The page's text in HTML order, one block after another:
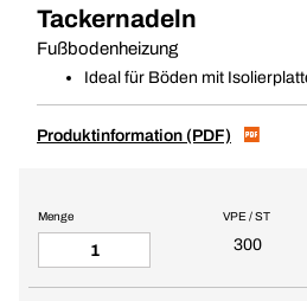
Tackernadeln
Fußbodenheizung
Ideal für Böden mit
Produktinformation (PDF)
VPE / ST
300
Menge